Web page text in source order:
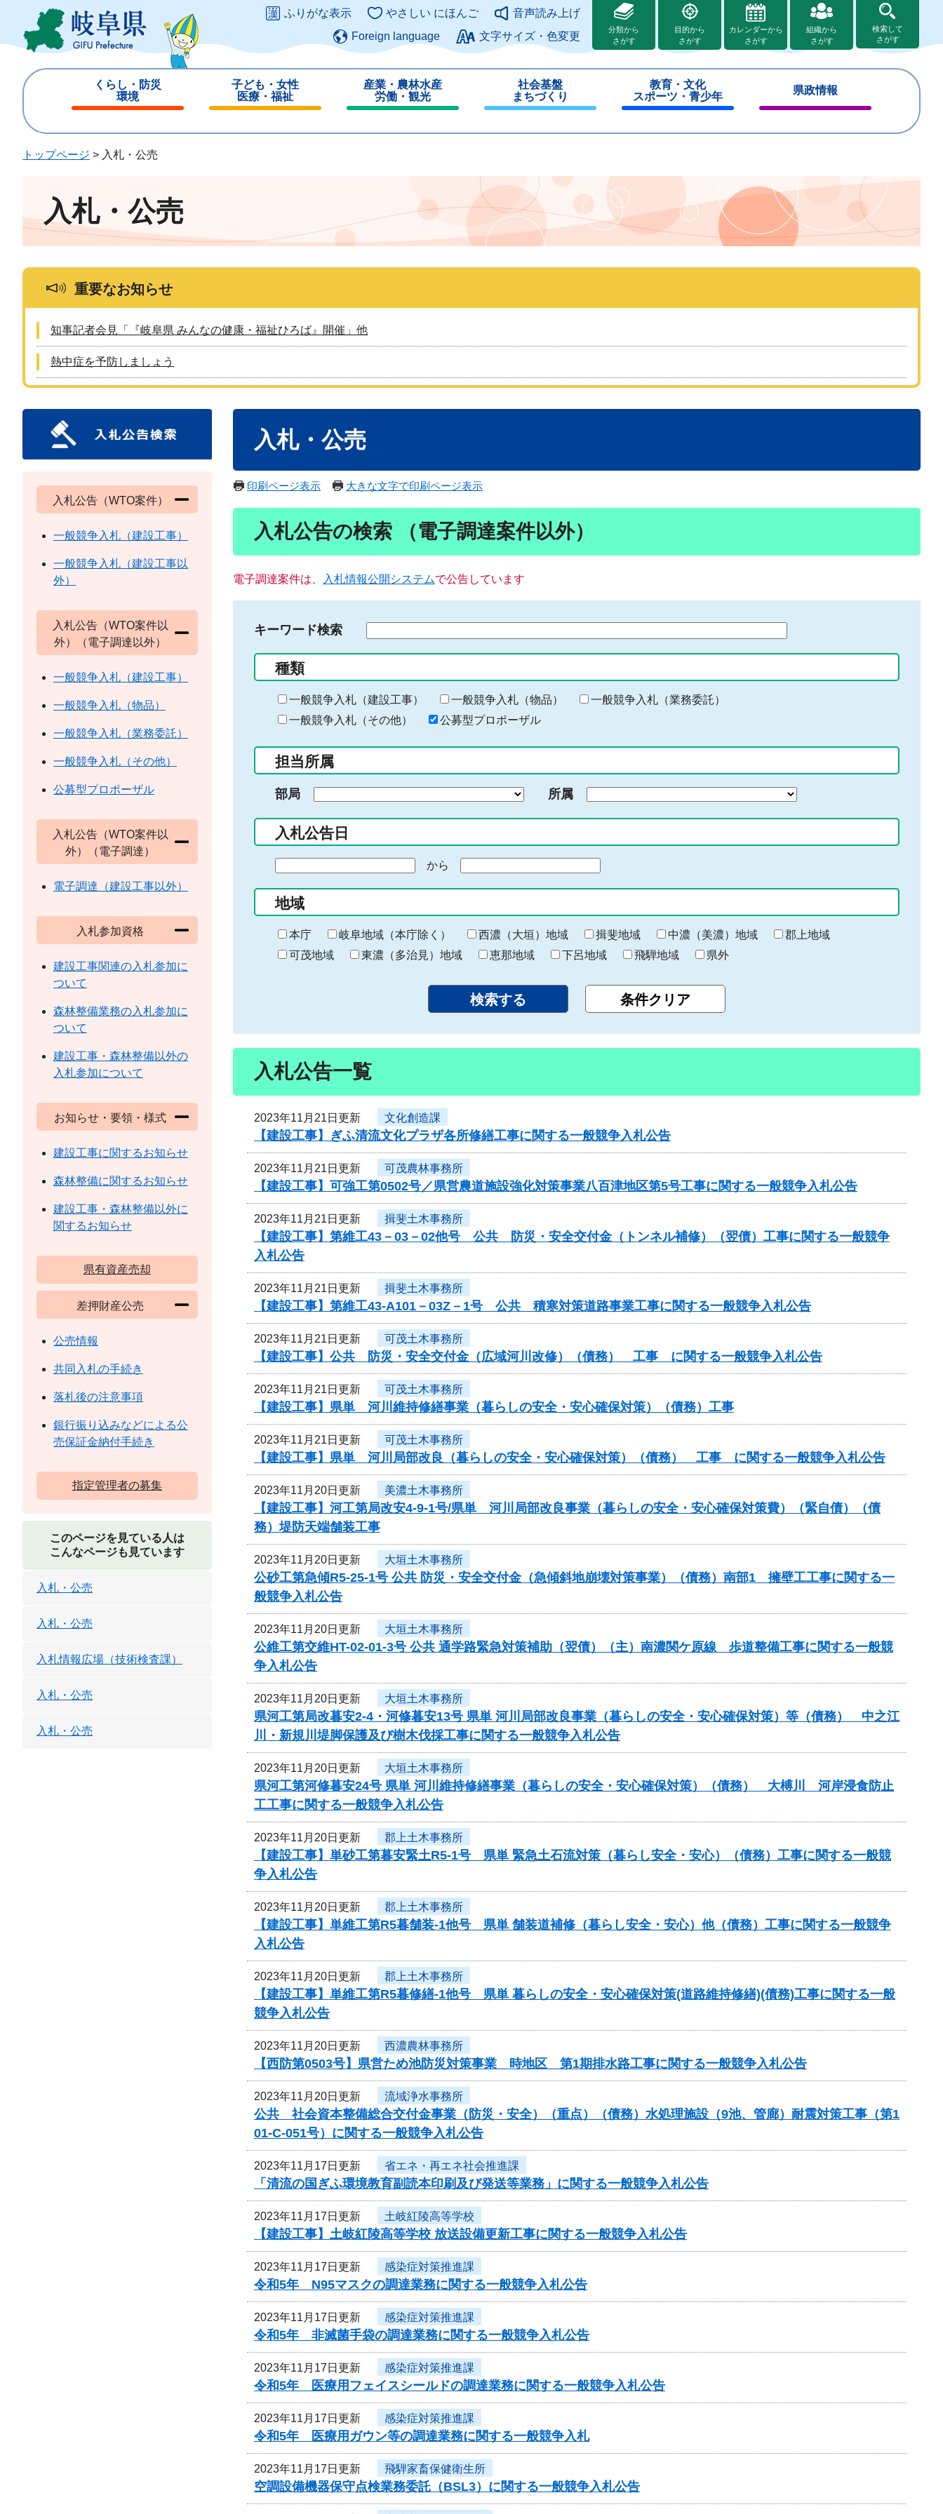
ジ
ュ
このページの本文へ
ふりがな表示 やさしい にほんご
音声読み上げ
Foreign language
文字サイズ・色変更
分類から
さがす
目的から
さがす
カレンダーから
さがす
組織から
さがす
検索して
さがす
くらし・防災
環境
じ
子ども・女性
医療・福祉
じ
産業・農林水産
労働・観光
じ
社会基盤
まちづくり
じ
教育・文化
スポーツ・青少年
じ
県政情報
じ
トップページ > 入札・公売
入札・公売
重要なお知らせ
知事記者会見「『岐阜県 みんなの健康・福祉ひろば』開催」他
熱中症を予防しましょう
入札・公売
印刷ページ表示 大きな文字で印刷ページ表示
入札公告の検索 （電子調達案件以外）
電子調達案件は、 入札情報公開システムで公告しています
キーワード検索
る
キ
ー
ー
入
力
種類
一般競争入札（建設工事） 一般競争入札（物品）
一般競争入札（業務委託）
一般競争入札（その他）
公募型プロポーザル
担当所属
部局 所属
入札公告日
の
始
ま
り
から
終
わ
り
地域
本庁 岐阜地域（本庁除く） 西濃（大垣）地域 揖斐地域 中濃（美濃）地域
郡上地域
可茂地域
東濃（多治見）地域 恵那地域 下呂地域 飛騨地域 県外
入札公告一覧
2023年11月21日更新 文化創造課
【建設工事】ぎふ清流文化プラザ各所修繕工事に関する一般競争入札公告
2023年11月21日更新 可茂農林事務所
【建設工事】可強工第0502号／県営農道施設強化対策事業八百津地区第5号工事に関する一般競争入札公告
2023年11月21日更新 揖斐土木事務所
【建設工事】第維工43－03－02他号 公共 防災・安全交付金（トンネル補修）（翌債）工事に関する一般競争
入札公告
2023年11月21日更新 揖斐土木事務所
【建設工事】第維工43-A101－03Z－1号 公共 積寒対策道路事業工事に関する一般競争入札公告
2023年11月21日更新 可茂土木事務所
【建設工事】公共 防災・安全交付金（広域河川改修）（債務） 工事 に関する一般競争入札公告
2023年11月21日更新 可茂土木事務所
【建設工事】県単 河川維持修繕事業（暮らしの安全・安心確保対策）（債務）工事
2023年11月21日更新 可茂土木事務所
【建設工事】県単 河川局部改良（暮らしの安全・安心確保対策）（債務） 工事 に関する一般競争入札公告
2023年11月20日更新 美濃土木事務所
【建設工事】河工第局改安4-9-1号/県単 河川局部改良事業（暮らしの安全・安心確保対策費）（緊自債）（債
務）堤防天端舗装工事
2023年11月20日更新 大垣土木事務所
公砂工第急傾R5-25-1号 公共 防災・安全交付金（急傾斜地崩壊対策事業）（債務）南部1 擁壁工工事に関する一
般競争入札公告
2023年11月20日更新 大垣土木事務所
公維工第交維HT-02-01-3号 公共 通学路緊急対策補助（翌債）（主）南濃関ケ原線 歩道整備工事に関する一般競
争入札公告
2023年11月20日更新 大垣土木事務所
県河工第局改暮安2-4・河修暮安13号 県単 河川局部改良事業（暮らしの安全・安心確保対策）等（債務） 中之江
川・新規川堤脚保護及び樹木伐採工事に関する一般競争入札公告
2023年11月20日更新 大垣土木事務所
県河工第河修暮安24号 県単 河川維持修繕事業（暮らしの安全・安心確保対策）（債務） 大榑川 河岸浸食防止
工工事に関する一般競争入札公告
2023年11月20日更新 郡上土木事務所
【建設工事】単砂工第暮安緊土R5-1号 県単 緊急土石流対策（暮らし安全・安心）（債務）工事に関する一般競
争入札公告
2023年11月20日更新 郡上土木事務所
【建設工事】単維工第R5暮舗装-1他号 県単 舗装道補修（暮らし安全・安心）他（債務）工事に関する一般競争
入札公告
2023年11月20日更新 郡上土木事務所
【建設工事】単維工第R5暮修繕-1他号 県単 暮らしの安全・安心確保対策(道路維持修繕)(債務)工事に関する一般
競争入札公告
2023年11月20日更新 西濃農林事務所
【西防第0503号】県営ため池防災対策事業 時地区 第1期排水路工事に関する一般競争入札公告
2023年11月20日更新 流域浄水事務所
公共 社会資本整備総合交付金事業（防災・安全）（重点）（債務）水処理施設（9池、管廊）耐震対策工事（第1
01-C-051号）に関する一般競争入札公告
2023年11月17日更新 省エネ・再エネ社会推進課
「清流の国ぎふ環境教育副読本印刷及び発送等業務」に関する一般競争入札公告
2023年11月17日更新 土岐紅陵高等学校
【建設工事】土岐紅陵高等学校 放送設備更新工事に関する一般競争入札公告
2023年11月17日更新 感染症対策推進課
令和5年 N95マスクの調達業務に関する一般競争入札公告
2023年11月17日更新 感染症対策推進課
令和5年 非滅菌手袋の調達業務に関する一般競争入札公告
2023年11月17日更新 感染症対策推進課
令和5年 医療用フェイスシールドの調達業務に関する一般競争入札公告
2023年11月17日更新 感染症対策推進課
令和5年 医療用ガウン等の調達業務に関する一般競争入札
2023年11月17日更新 飛騨家畜保健衛生所
空調設備機器保守点検業務委託（BSL3）に関する一般競争入札公告
入札公告（WTO案件）
一般競争入札（建設工事）
一般競争入札（建設工事以
外）
入札公告（WTO案件以
外）（電子調達以外）
一般競争入札（建設工事）
一般競争入札（物品）
一般競争入札（業務委託）
一般競争入札（その他）
公募型プロポーザル
入札公告（WTO案件以
外）（電子調達）
電子調達（建設工事以外）
入札参加資格
建設工事関連の入札参加に
ついて
森林整備業務の入札参加に
ついて
建設工事・森林整備以外の
入札参加について
お知らせ・要領・様式
建設工事に関するお知らせ
森林整備に関するお知らせ
建設工事・森林整備以外に
関するお知らせ
県有資産売却
差押財産公売
公売情報
共同入札の手続き
落札後の注意事項
銀行振り込みなどによる公
売保証金納付手続き
指定管理者の募集
このページを見ている人は
こんなページも見ています
入札・公売
入札・公売
入札情報広場（技術検査課）
入札・公売
入札・公売